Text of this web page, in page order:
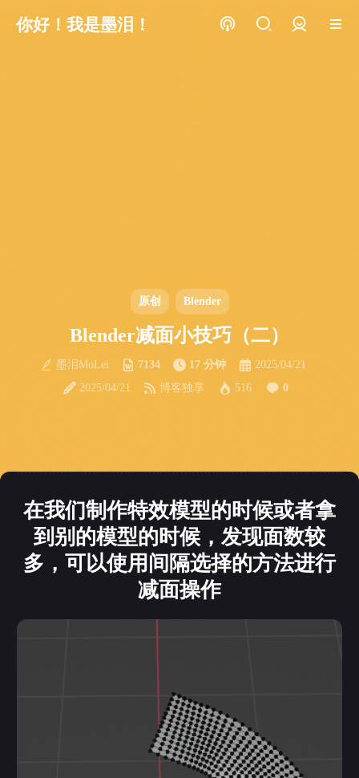
你好！我是墨泪！
原创 Blender
Blender减面小技巧（二）
墨泪MoLei 7134 17 分钟
2025/04/21
2025/04/21
博客独享 516 0
在我们制作特效模型的时候或者拿
到别的模型的时候，发现面数较
多，可以使用间隔选择的方法进行
减面操作